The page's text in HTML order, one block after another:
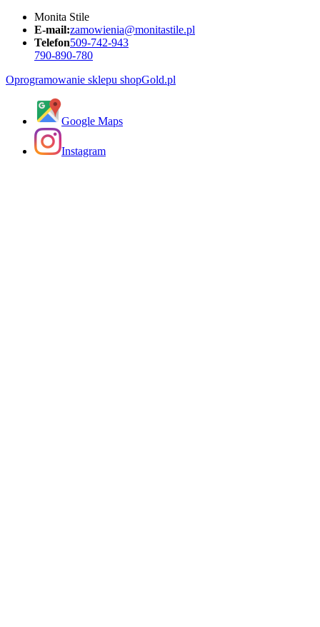
Monita Stile
E-mail:zamowienia@monitastile.pl
Telefon509-742-943
790-890-780
Oprogramowanie sklepu shopGold.pl
Google Maps
Instagram